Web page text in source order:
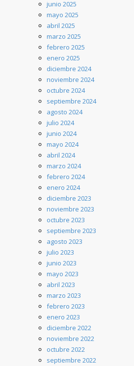
junio 2025
mayo 2025
abril 2025
marzo 2025
febrero 2025
enero 2025
diciembre 2024
noviembre 2024
octubre 2024
septiembre 2024
agosto 2024
julio 2024
junio 2024
mayo 2024
abril 2024
marzo 2024
febrero 2024
enero 2024
diciembre 2023
noviembre 2023
octubre 2023
septiembre 2023
agosto 2023
julio 2023
junio 2023
mayo 2023
abril 2023
marzo 2023
febrero 2023
enero 2023
diciembre 2022
noviembre 2022
octubre 2022
septiembre 2022